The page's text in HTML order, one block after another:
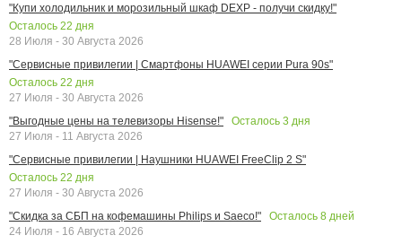
"Купи холодильник и морозильный шкаф DEXP - получи скидку!"
Осталось 22 дня
28 Июля - 30 Августа 2026
"Сервисные привилегии | Смартфоны HUAWEI серии Pura 90s"
Осталось 22 дня
27 Июля - 30 Августа 2026
"Выгодные цены на телевизоры Hisense!"
Осталось 3 дня
27 Июля - 11 Августа 2026
"Сервисные привилегии | Наушники HUAWEI FreeClip 2 S"
Осталось 22 дня
27 Июля - 30 Августа 2026
"Скидка за СБП на кофемашины Philips и Saeco!"
Осталось 8 дней
24 Июля - 16 Августа 2026